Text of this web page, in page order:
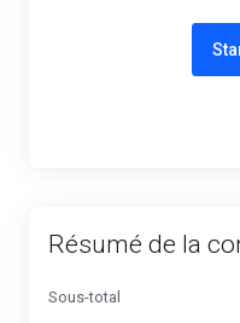
Résumé de la
Sous-total